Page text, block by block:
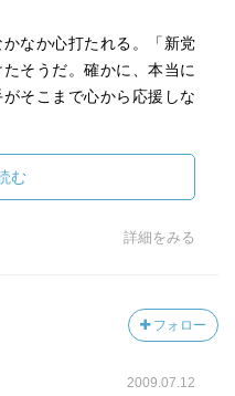
なか心打たれる。「新党
そうだ。確かに、本当に
そこまで心から応援しな
。そして、どん底からで
んだな、と感じさせられ
む
詳細をみる
フォロー
2009.07.12